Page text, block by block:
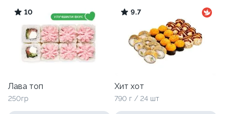
10
Лава топ
250гр
9.7
Хит хот
790 г / 24 шт